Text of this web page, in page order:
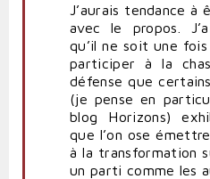
J’aurais tendance à
avec le propos.
qu’il ne soit une
participer à la
défense que
(je pense en
blog Horizons)
que l’on ose
à la transformation
un parti comme les